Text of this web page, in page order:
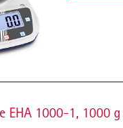
EHA 1000-1, 1000